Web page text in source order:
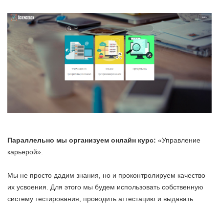
Параллельно мы организуем онлайн курс: «Управление
карьерой».
Мы не просто дадим знания, но и проконтролируем качество
их усвоения. Для этого мы будем использовать собственную
систему тестирования, проводить аттестацию и выдавать